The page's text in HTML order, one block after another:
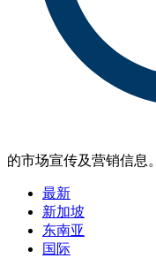
的市场宣传及营销信息。
最新
新加坡
东南亚
国际